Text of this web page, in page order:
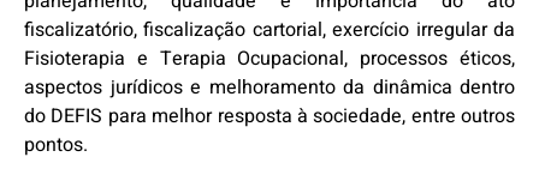
fiscalizatório, fiscalização cartorial, exercício irregular da
Fisioterapia e Terapia Ocupacional, processos éticos,
aspectos jurídicos e melhoramento da dinâmica dentro
do DEFIS para melhor resposta à sociedade, entre outros
pontos.